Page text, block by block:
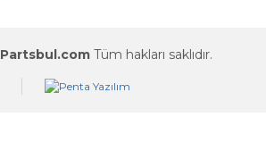
Partsbul.com Tüm hakları saklıdır.